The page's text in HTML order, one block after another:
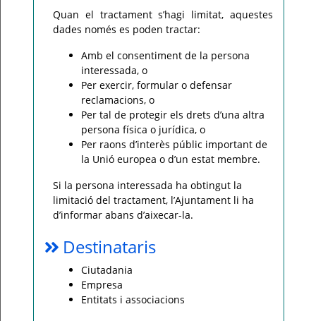
Quan el tractament s’hagi limitat, aquestes
dades només es poden tractar:
Amb el consentiment de la persona
interessada, o
Per exercir, formular o defensar
reclamacions, o
Per tal de protegir els drets d’una altra
persona física o jurídica, o
Per raons d’interès públic important de
la Unió europea o d’un estat membre.
Si la persona interessada ha obtingut la
limitació del tractament, l’Ajuntament li ha
d’informar abans d’aixecar-la.
Destinataris
Ciutadania
Empresa
Entitats i associacions